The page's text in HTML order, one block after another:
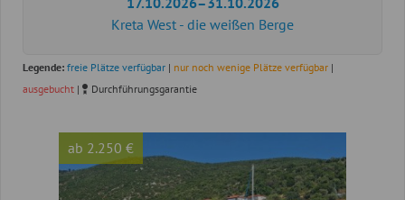
Kreta West - die weißen Berge
Legende: freie Plätze verfügbar | nur noch wenige Plätze verfügbar |
ausgebucht | Durchführungsgarantie
ab 2.250 €